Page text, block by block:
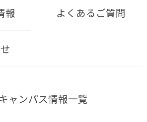
報 よくあるご質問
キャンパス情報一覧